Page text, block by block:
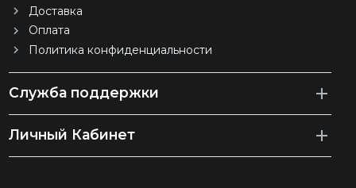
Доставка
Оплата
Политика конфиденциальности
Служба поддержки
Личный Кабинет